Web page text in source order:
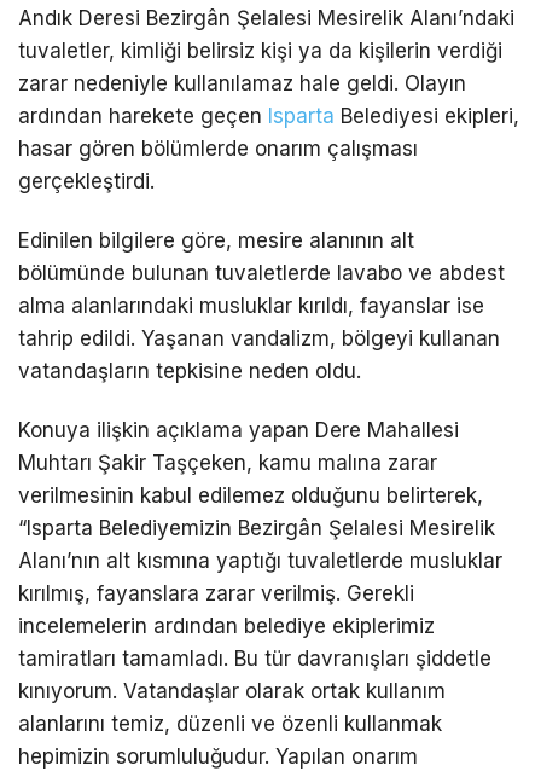
Andık Deresi Bezirgân Şelalesi Mesirelik Alanı’ndaki
tuvaletler, kimliği belirsiz kişi ya da kişilerin verdiği
zarar nedeniyle kullanılamaz hale geldi. Olayın
ardından harekete geçen Isparta Belediyesi ekipleri,
hasar gören bölümlerde onarım çalışması
gerçekleştirdi.
Edinilen bilgilere göre, mesire alanının alt
bölümünde bulunan tuvaletlerde lavabo ve abdest
alma alanlarındaki musluklar kırıldı, fayanslar ise
tahrip edildi. Yaşanan vandalizm, bölgeyi kullanan
vatandaşların tepkisine neden oldu.
Konuya ilişkin açıklama yapan Dere Mahallesi
Muhtarı Şakir Taşçeken, kamu malına zarar
verilmesinin kabul edilemez olduğunu belirterek,
“Isparta Belediyemizin Bezirgân Şelalesi Mesirelik
Alanı’nın alt kısmına yaptığı tuvaletlerde musluklar
kırılmış, fayanslara zarar verilmiş. Gerekli
incelemelerin ardından belediye ekiplerimiz
tamiratları tamamladı. Bu tür davranışları şiddetle
kınıyorum. Vatandaşlar olarak ortak kullanım
alanlarını temiz, düzenli ve özenli kullanmak
hepimizin sorumluluğudur. Yapılan onarım